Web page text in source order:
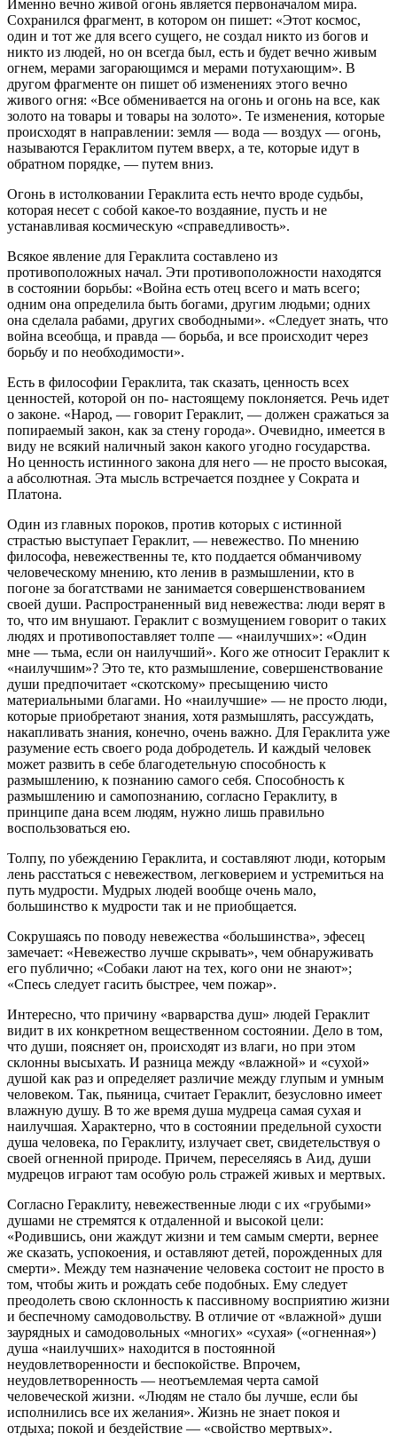
Именно вечно живой огонь является первоначалом мира.
Сохранился фрагмент, в котором он пишет: «Этот космос,
один и тот же для всего сущего, не создал никто из богов и
никто из людей, но он всегда был, есть и будет вечно живым
огнем, мерами загорающимся и мерами потухающим». В
другом фрагменте он пишет об изменениях этого вечно
живого огня: «Все обменивается на огонь и огонь на все, как
золото на товары и товары на золото». Те изменения, которые
происходят в направлении: земля — вода — воздух — огонь,
называются Гераклитом путем вверх, а те, которые идут в
обратном порядке, — путем вниз.
Огонь в истолковании Гераклита есть нечто вроде судьбы,
которая несет с собой какое-то воздаяние, пусть и не
устанавливая космическую «справедливость».
Всякое явление для Гераклита составлено из
противоположных начал. Эти противоположности находятся
в состоянии борьбы: «Война есть отец всего и мать всего;
одним она определила быть богами, другим людьми; одних
она сделала рабами, других свободными». «Следует знать, что
война всеобща, и правда — борьба, и все происходит через
борьбу и по необходимости».
Есть в философии Гераклита, так сказать, ценность всех
ценностей, которой он по- настоящему поклоняется. Речь идет
о законе. «Народ, — говорит Гераклит, — должен сражаться за
попираемый закон, как за стену города». Очевидно, имеется в
виду не всякий наличный закон какого угодно государства.
Но ценность истинного закона для него — не просто высокая,
а абсолютная. Эта мысль встречается позднее у Сократа и
Платона.
Один из главных пороков, против которых с истинной
страстью выступает Гераклит, — невежество. По мнению
философа, невежественны те, кто поддается обманчивому
человеческому мнению, кто ленив в размышлении, кто в
погоне за богатствами не занимается совершенствованием
своей души. Распространенный вид невежества: люди верят в
то, что им внушают. Гераклит с возмущением говорит о таких
людях и противопоставляет толпе — «наилучших»: «Один
мне — тьма, если он наилучший». Кого же относит Гераклит к
«наилучшим»? Это те, кто размышление, совершенствование
души предпочитает «скотскому» пресыщению чисто
материальными благами. Но «наилучшие» — не просто люди,
которые приобретают знания, хотя размышлять, рассуждать,
накапливать знания, конечно, очень важно. Для Гераклита уже
разумение есть своего рода добродетель. И каждый человек
может развить в себе благодетельную способность к
размышлению, к познанию самого себя. Способность к
размышлению и самопознанию, согласно Гераклиту, в
принципе дана всем людям, нужно лишь правильно
воспользоваться ею.
Толпу, по убеждению Гераклита, и составляют люди, которым
лень расстаться с невежеством, легковерием и устремиться на
путь мудрости. Мудрых людей вообще очень мало,
большинство к мудрости так и не приобщается.
Сокрушаясь по поводу невежества «большинства», эфесец
замечает: «Невежество лучше скрывать», чем обнаруживать
его публично; «Собаки лают на тех, кого они не знают»;
«Спесь следует гасить быстрее, чем пожар».
Интересно, что причину «варварства душ» людей Гераклит
видит в их конкретном вещественном состоянии. Дело в том,
что души, поясняет он, происходят из влаги, но при этом
склонны высыхать. И разница между «влажной» и «сухой»
душой как раз и определяет различие между глупым и умным
человеком. Так, пьяница, считает Гераклит, безусловно имеет
влажную душу. В то же время душа мудреца самая сухая и
наилучшая. Характерно, что в состоянии предельной сухости
душа человека, по Гераклиту, излучает свет, свидетельствуя о
своей огненной природе. Причем, переселяясь в Аид, души
мудрецов играют там особую роль стражей живых и мертвых.
Согласно Гераклиту, невежественные люди с их «грубыми»
душами не стремятся к отдаленной и высокой цели:
«Родившись, они жаждут жизни и тем самым смерти, вернее
же сказать, успокоения, и оставляют детей, порожденных для
смерти». Между тем назначение человека состоит не просто в
том, чтобы жить и рождать себе подобных. Ему следует
преодолеть свою склонность к пассивному восприятию жизни
и беспечному самодовольству. В отличие от «влажной» души
заурядных и самодовольных «многих» «сухая» («огненная»)
душа «наилучших» находится в постоянной
неудовлетворенности и беспокойстве. Впрочем,
неудовлетворенность — неотъемлемая черта самой
человеческой жизни. «Людям не стало бы лучше, если бы
исполнились все их желания». Жизнь не знает покоя и
отдыха; покой и бездействие — «свойство мертвых».